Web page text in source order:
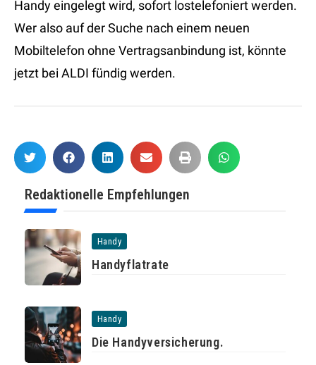
Handy eingelegt wird, sofort lostelefoniert werden.
Wer also auf der Suche nach einem neuen
Mobiltelefon ohne Vertragsanbindung ist, könnte
jetzt bei ALDI fündig werden.
Redaktionelle Empfehlungen
Handy
Handyflatrate
Handy
Die Handyversicherung.